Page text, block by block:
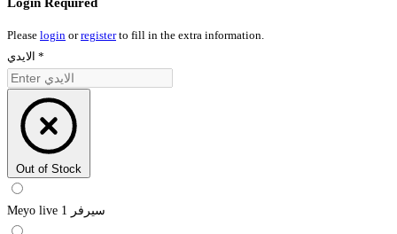
Login Required
Please login orregisterto fill in the extra information.
*
Out of Stock
Meyo live سيرفر 1